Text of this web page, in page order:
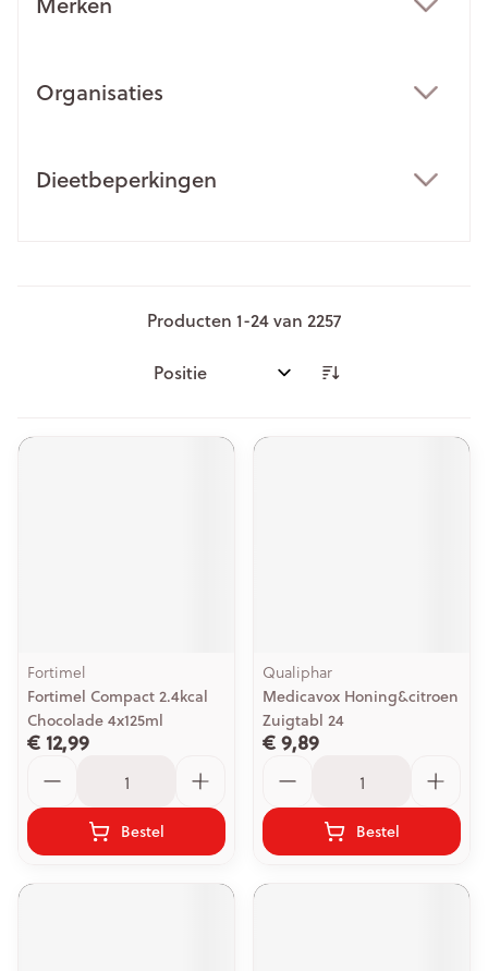
Organisaties
Dieetbeperkingen
Producten 1-24van 2257
Sorteer op:
Fortimel
Fortimel Compact 2.4kcal
Chocolade 4x125ml
€ 12,99
Bestel
Qualiphar
Medicavox Honing&citroen
Zuigtabl 24
€ 9,89
Bestel